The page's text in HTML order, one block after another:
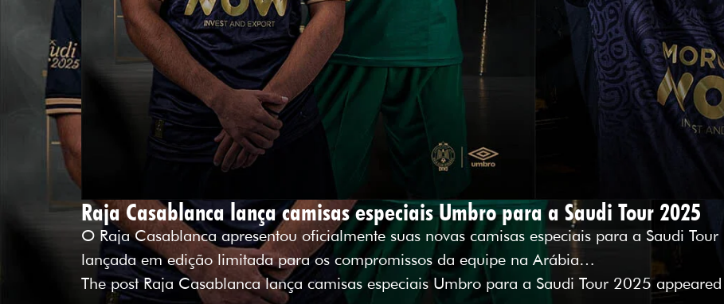
Raja Casablanca lança camisas especiais Umbro para a Saudi Tour 2025
O Raja Casablanca apresentou oficialmente suas novas camisas especiais para a Saudi
lançada em edição limitada para os compromissos da equipe na Arábia…
The post Raja Casablanca lança camisas especiais Umbro para a Saudi Tour 2025